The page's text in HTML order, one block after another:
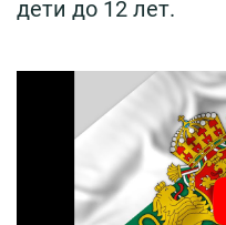
дети до 12 лет.